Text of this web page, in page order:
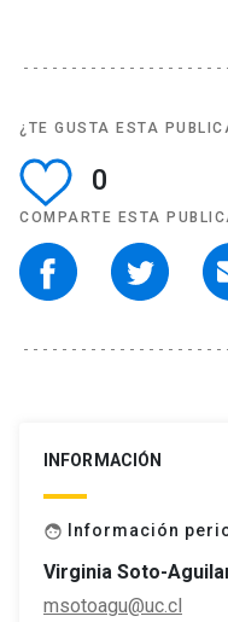
¿TE GUSTA ESTA
0
COMPARTE ESTA
INFORMACIÓN
face Información
Virginia Soto-
msotoagu@uc.cl